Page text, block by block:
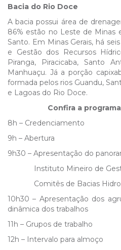
Bacia do Rio Doce
A bacia possui área de
86% estão no Leste de Minas
Santo. Em Minas Gerais, há
e Gestão dos Recursos
Piranga, Piracicaba, Santo
Manhuaçu. Já a porção
formada pelos rios Guandu,
e Lagoas do Rio Doce.
Confira a
8h – Credenciamento
9h – Abertura
9h30 – Apresentação do
Instituto Mineiro de
Comitês de Bacias
10h30 – Apresentação dos
dinâmica dos trabalhos
11h – Grupos de trabalho
12h – Intervalo para almoço